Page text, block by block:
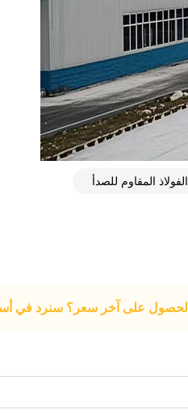
الحصول على آخر سعر؟ سنرد في أسرع